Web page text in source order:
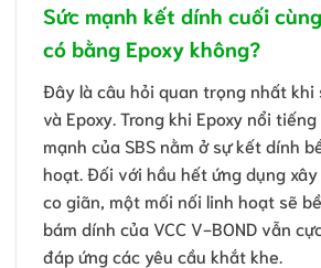
Sức mạnh kết dính cuối
có bằng Epoxy không?
Đây là câu hỏi quan trọng nhất khi
và Epoxy. Trong khi Epoxy nổi
mạnh của SBS nằm ở sự kết dính
hoạt. Đối với hầu hết ứng dụng
co giãn, một mối nối linh hoạt sẽ
bám dính của VCC V-BOND vẫn
đáp ứng các yêu cầu khắt khe.